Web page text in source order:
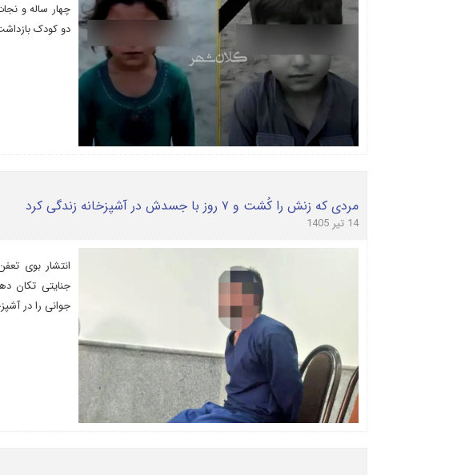
چهار ساله و
دو کودک
مردی که زنش را کُشت و ۷ روز با جسدش در آشپزخانه زندگی کرد
14 تیر 1405
انتشار بوی
جنایتی تکان
جوانی را در